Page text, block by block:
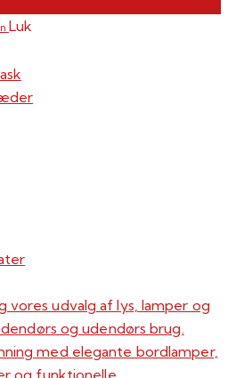
Luk
vores udvalg af lys, lamper og
og udendørs brug.
med elegante bordlamper,